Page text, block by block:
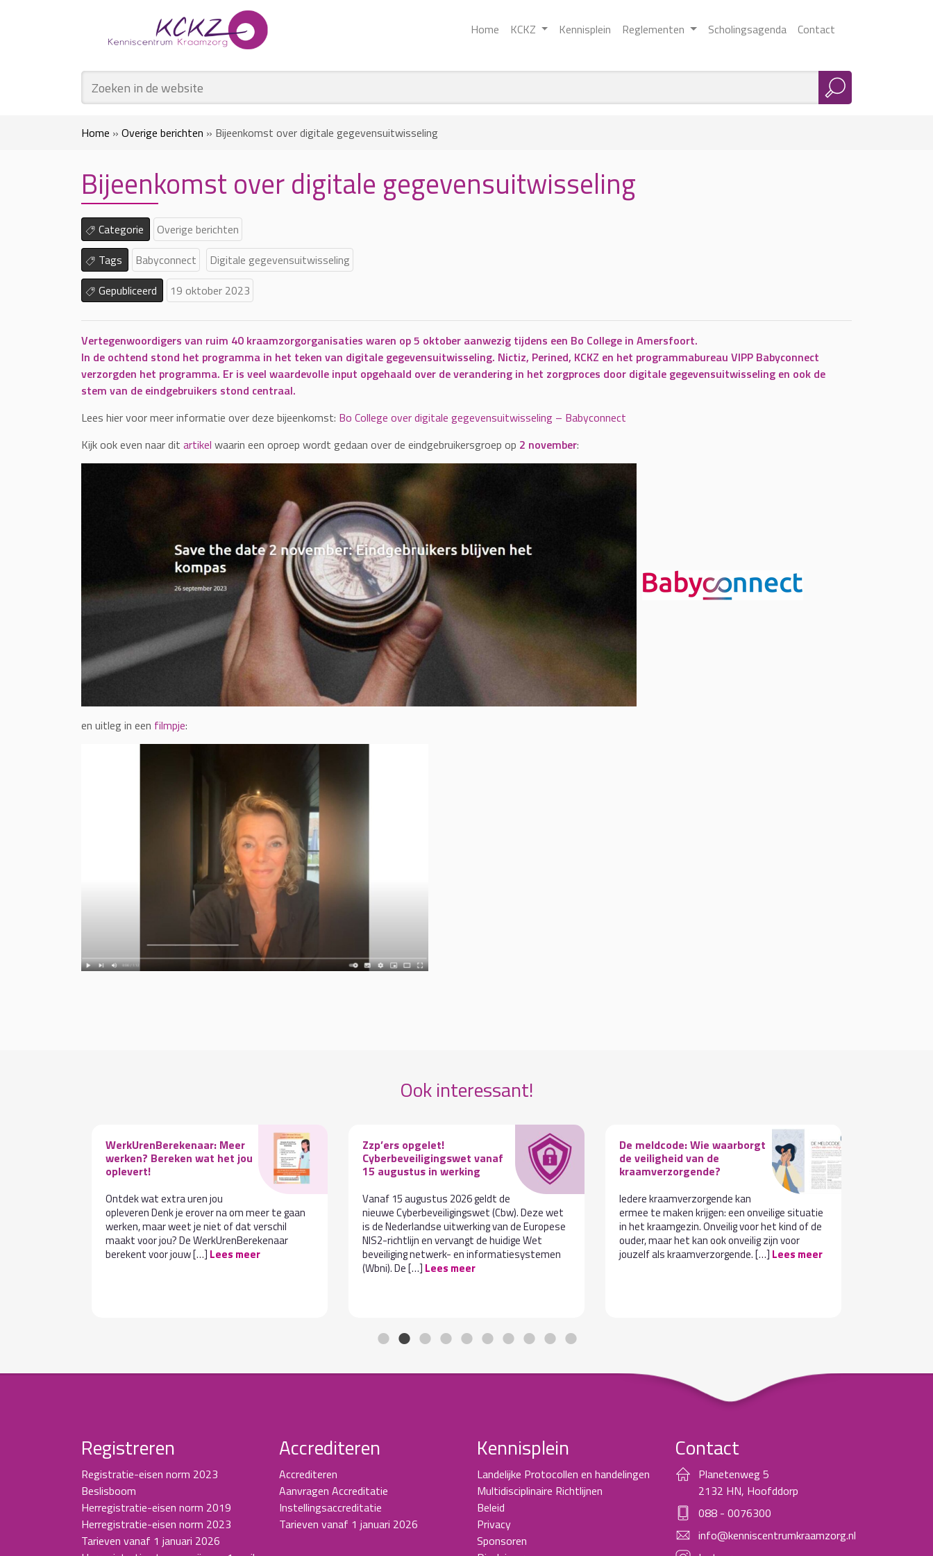
Home KCKZ Kennisplein Reglementen Scholingsagenda Contact
Home » Overige berichten » Bijeenkomst over digitale gegevensuitwisseling
Bijeenkomst over digitale gegevensuitwisseling
Categorie
Overige berichten
Tags
Babyconnect
Digitale gegevensuitwisseling
Gepubliceerd
19 oktober 2023
Vertegenwoordigers van ruim 40 kraamzorgorganisaties waren op 5 oktober aanwezig tijdens een Bo College in Amersfoort.
In de ochtend stond het programma in het teken van digitale gegevensuitwisseling. Nictiz, Perined, KCKZ en het programmabureau VIPP Babyconnect
verzorgden het programma. Er is veel waardevolle input opgehaald over de verandering in het zorgproces door digitale gegevensuitwisseling en ook de
stem van de eindgebruikers stond centraal.
Lees hier voor meer informatie over deze bijeenkomst: Bo College over digitale gegevensuitwisseling – Babyconnect
Kijk ook even naar dit artikel waarin een oproep wordt gedaan over de eindgebruikersgroep op 2 november:
en uitleg in een filmpje:
Ook interessant!
WerkUrenBerekenaar: Meer
werken? Bereken wat het jou
oplevert!
Ontdek wat extra uren jou
opleveren Denk je erover na om meer te gaan
werken, maar weet je niet of dat verschil
maakt voor jou? De WerkUrenBerekenaar
berekent voor jouw […] Lees meer
Zzp’ers opgelet!
Cyberbeveiligingswet vanaf
15 augustus in werking
Vanaf 15 augustus 2026 geldt de
nieuwe Cyberbeveiligingswet (Cbw). Deze wet
is de Nederlandse uitwerking van de Europese
NIS2-richtlijn en vervangt de huidige Wet
beveiliging netwerk- en informatiesystemen
(Wbni). De […] Lees meer
De meldcode: Wie waarborgt
de veiligheid van de
kraamverzorgende?
Iedere kraamverzorgende kan
ermee te maken krijgen: een onveilige situatie
in het kraamgezin. Onveilig voor het kind of de
ouder, maar het kan ook onveilig zijn voor
jouzelf als kraamverzorgende. […] Lees meer
Registreren
Registratie-eisen norm 2023
Beslisboom
Herregistratie-eisen norm 2019
Herregistratie-eisen norm 2023
Tarieven vanaf 1 januari 2026
Accrediteren
Accrediteren
Aanvragen Accreditatie
Instellingsaccreditatie
Tarieven vanaf 1 januari 2026
Kennisplein
Landelijke Protocollen en handelingen
Multidisciplinaire Richtlijnen
Beleid
Privacy
Sponsoren
Contact
Planetenweg 5
2132 HN, Hoofddorp
088 - 0076300
info@kenniscentrumkraamzorg.nl